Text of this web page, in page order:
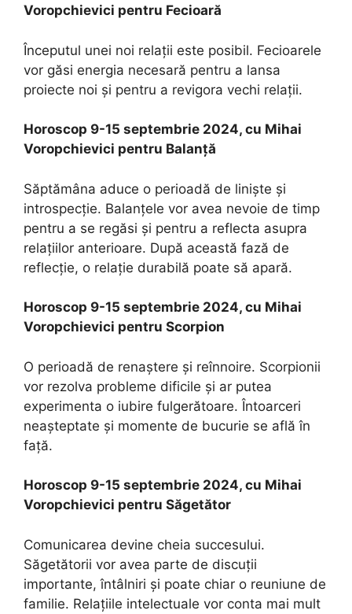
Voropchievici pentru Fecioară
Începutul unei noi relații este posibil. Fecioarele
vor găsi energia necesară pentru a lansa
proiecte noi și pentru a revigora vechi relații.
Horoscop 9-15 septembrie 2024, cu Mihai
Voropchievici pentru Balanţă
Săptămâna aduce o perioadă de liniște și
introspecție. Balanțele vor avea nevoie de timp
pentru a se regăsi și pentru a reflecta asupra
relațiilor anterioare. După această fază de
reflecție, o relație durabilă poate să apară.
Horoscop 9-15 septembrie 2024, cu Mihai
Voropchievici pentru Scorpion
O perioadă de renaștere și reînnoire. Scorpionii
vor rezolva probleme dificile și ar putea
experimenta o iubire fulgerătoare. Întoarceri
neașteptate și momente de bucurie se află în
față.
Horoscop 9-15 septembrie 2024, cu Mihai
Voropchievici pentru Săgetător
Comunicarea devine cheia succesului.
Săgetătorii vor avea parte de discuții
importante, întâlniri și poate chiar o reuniune de
familie. Relațiile intelectuale vor conta mai mult